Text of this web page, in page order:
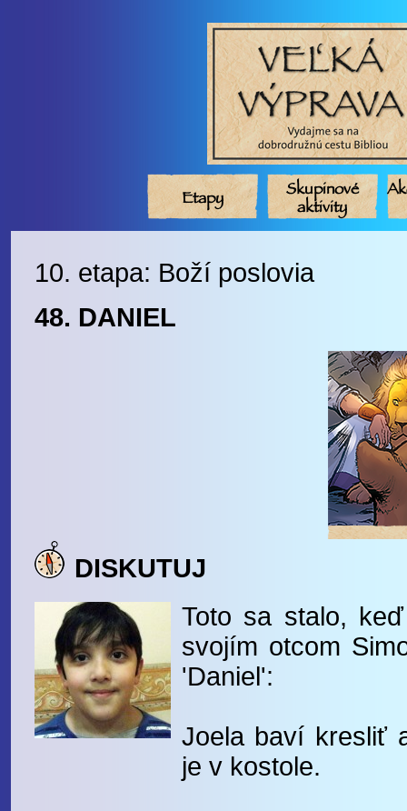
Etapy
Skupinové
aktivity
10. etapa: Boží poslovia
48. DANIEL
DISKUTUJ
Toto sa stalo,
svojím otcom
'Daniel':
Joela baví kresliť
je v kostole.